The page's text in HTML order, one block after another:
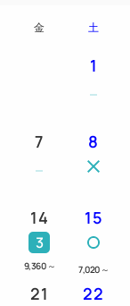
金 土
1
7 8
14
3
9,360 ～
15
7,020 ～
21 22